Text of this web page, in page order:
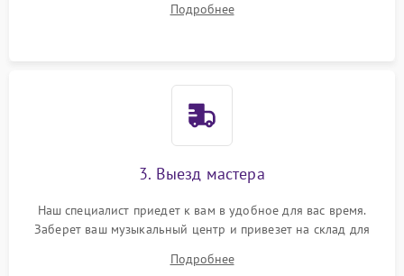
Подробнее
3. Выезд мастера
Наш специалист приедет к вам в удобное для вас время.
Заберет ваш музыкальный центр и привезет на склад для
Подробнее